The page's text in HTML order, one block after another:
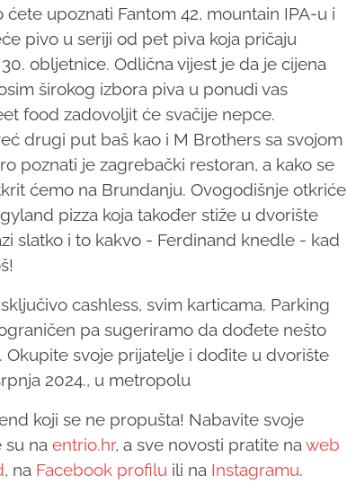
upoznati Fantom 42, mountain IPA-u i
pivo u seriji od pet piva koja pričaju
obljetnice. Odlična vijest je da je cijena
širokog izbora piva u ponudi vas
food zadovoljit će svačije nepce.
drugi put baš kao i M Brothers sa svojom
poznati je zagrebački restoran, a kako se
ćemo na Brundanju. Ovogodišnje otkriće
pizza koja također stiže u dvorište
slatko i to kakvo - Ferdinand knedle - kad
cashless, svim karticama. Parking
pa sugeriramo da dođete nešto
Okupite svoje prijatelje i dođite u dvorište
2024., u metropolu
koji se ne propušta! Nabavite svoje
su na entrio.hr, a sve novosti pratite na web
, na Facebook profilu ili na Instagramu.